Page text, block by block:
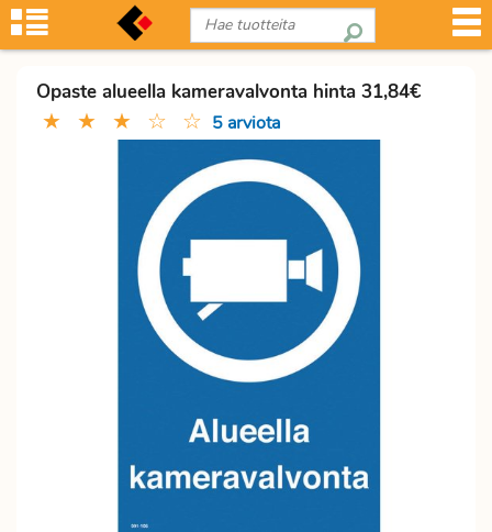
Opaste alueella kameravalvonta hinta 31,84€
★ ★ ★ ☆ ☆ 5 arviota